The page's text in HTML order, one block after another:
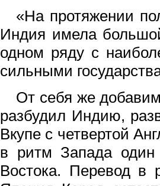
«На протяжении
Индия имела
одном ряду с
сильными
От себя же
разбудил Индию,
Вкупе с четвертой
в ритм Запада
Востока. Перевод в